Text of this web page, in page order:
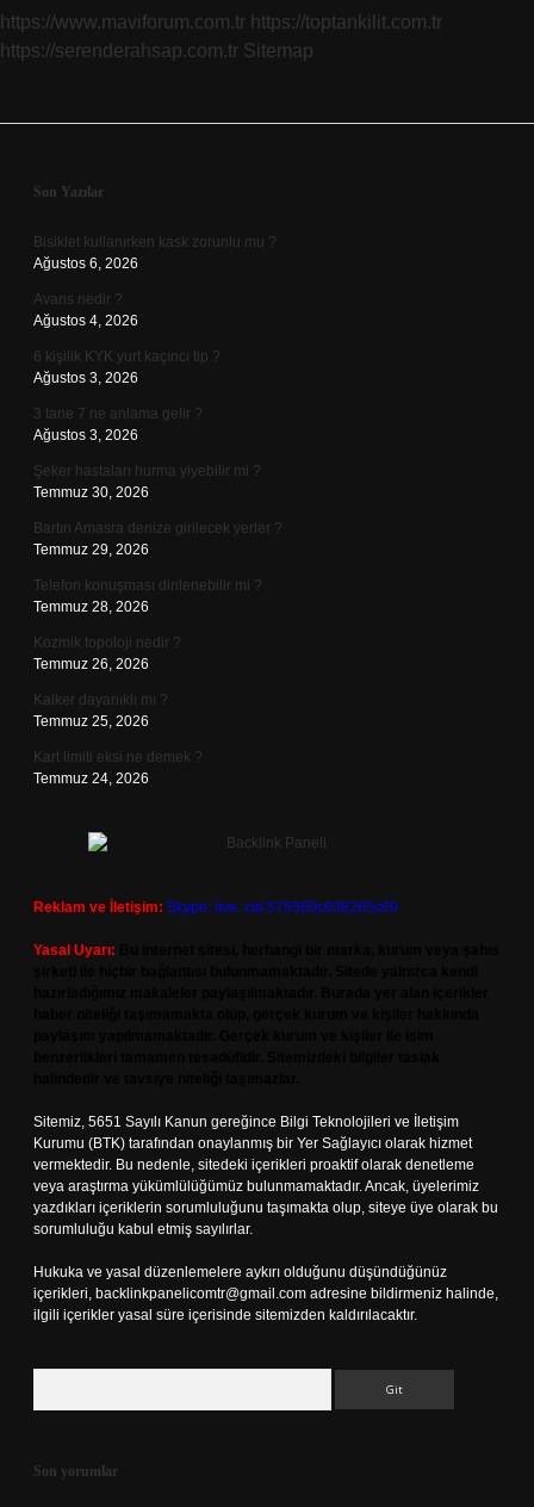
https://www.maviforum.com.tr https://toptankilit.com.tr
https://serenderahsap.com.tr Sitemap
Sidebar
Son Yazılar
Bisiklet kullanırken kask zorunlu mu ?
Ağustos 6, 2026
Avans nedir ?
Ağustos 4, 2026
6 kişilik KYK yurt kaçıncı tip ?
Ağustos 3, 2026
3 tane 7 ne anlama gelir ?
Ağustos 3, 2026
Şeker hastaları hurma yiyebilir mi ?
Temmuz 30, 2026
Bartın Amasra denize girilecek yerler ?
Temmuz 29, 2026
Telefon konuşması dinlenebilir mi ?
Temmuz 28, 2026
Kozmik topoloji nedir ?
Temmuz 26, 2026
Kalker dayanıklı mı ?
Temmuz 25, 2026
Kart limiti eksi ne demek ?
Temmuz 24, 2026
Reklam ve İletişim: Skype: live:.cid.575569c608265c69
Yasal Uyarı:
Sitemiz, 5651 Sayılı Kanun gereğince Bilgi Teknolojileri ve İletişim
Kurumu (BTK) tarafından onaylanmış bir Yer Sağlayıcı olarak hizmet
vermektedir. Bu nedenle, sitedeki içerikleri proaktif olarak denetleme
veya araştırma yükümlülüğümüz bulunmamaktadır. Ancak, üyelerimiz
yazdıkları içeriklerin sorumluluğunu taşımakta olup, siteye üye olarak bu
sorumluluğu kabul etmiş sayılırlar.
Hukuka ve yasal düzenlemelere aykırı olduğunu düşündüğünüz
içerikleri, backlinkpanelicomtr@gmail.com adresine bildirmeniz halinde,
ilgili içerikler yasal süre içerisinde sitemizden kaldırılacaktır.
Son yorumlar